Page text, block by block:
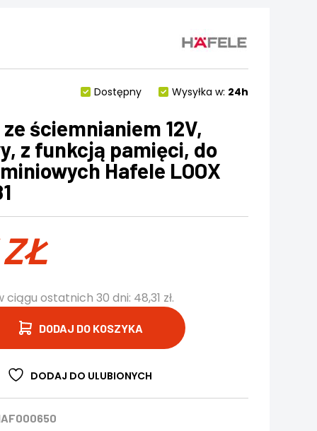
Dostępny Wysyłka w: 24h
ściemnianiem 12V,
z funkcją pamięci, do
Hafele LOOX
ZŁ
ciągu ostatnich 30 dni: 48,31 zł.
DODAJ DO KOSZYKA
DODAJ DO ULUBIONYCH